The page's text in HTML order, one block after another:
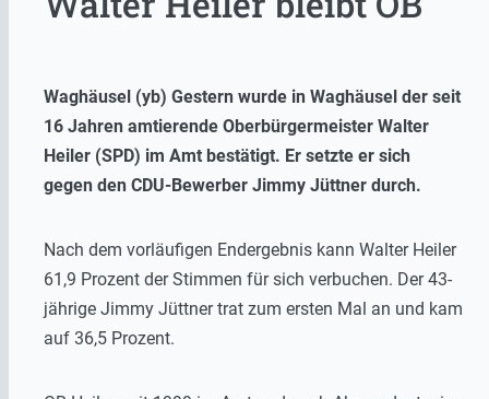
Waghäusel (yb) Gestern wurde in Waghäusel der seit
16 Jahren amtierende Oberbürgermeister Walter
Heiler (SPD) im Amt bestätigt. Er setzte er sich
gegen den CDU-Bewerber Jimmy Jüttner durch.
Nach dem vorläufigen Endergebnis kann Walter Heiler
61,9 Prozent der Stimmen für sich verbuchen. Der 43-
jährige Jimmy Jüttner trat zum ersten Mal an und kam
auf 36,5 Prozent.